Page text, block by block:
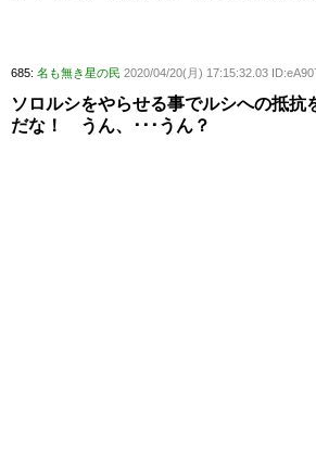
685: 名も無き星の民 2020/04/20(月) 17:15:32.03
ソロルシをやらせる事でルシへの抵抗
だな！ うん、･･･うん？